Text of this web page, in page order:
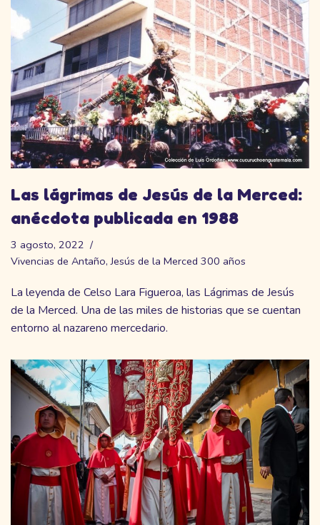
Las lágrimas de Jesús de la Merced:
anécdota publicada en 1988
3 agosto, 2022
Vivencias de Antaño,Jesús de la Merced 300 años
La leyenda de Celso Lara Figueroa, las Lágrimas de Jesús
de la Merced. Una de las miles de historias que se cuentan
entorno al nazareno mercedario.